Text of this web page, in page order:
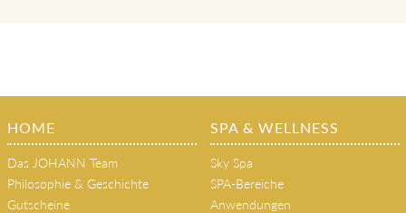
HOME
Das JOHANN Team
Philosophie & Geschichte
Gutscheine
SPA & WELLNESS
Sky Spa
SPA-Bereiche
Anwendungen